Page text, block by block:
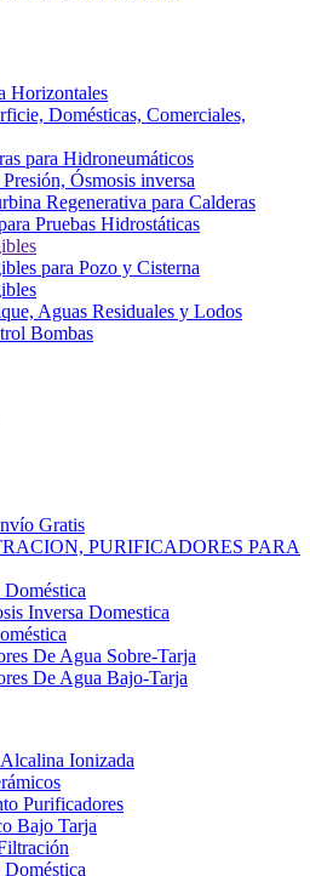
Horizontales
Domésticas, Comerciales,
para Hidroneumáticos
Ósmosis inversa
Regenerativa para Calderas
Pruebas Hidrostáticas
para Pozo y Cisterna
Aguas Residuales y Lodos
Bombas
Gratis
PURIFICADORES PARA
Inversa Domestica
De Agua Sobre-Tarja
De Agua Bajo-Tarja
Ionizada
Purificadores
Bajo Tarja